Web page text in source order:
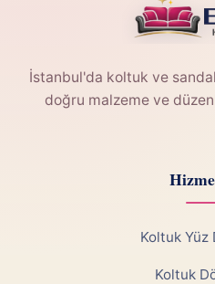
İstanbul'da koltuk ve
doğru malzeme ve
Koltuk Yüz
Koltuk